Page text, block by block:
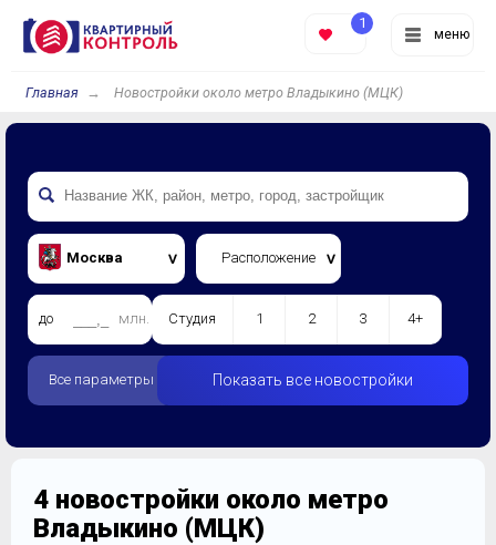
меню
1
Главная Новостройки около метро Владыкино (МЦК)
Москва Расположение
до млн. Студия 1 2 3 4+
Все параметры Показать все новостройки
4 новостройки около метро
Владыкино (МЦК)